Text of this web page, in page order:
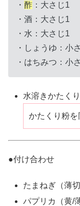
・ 酢 ：大さじ1
・酒：大さじ1
・水：大さじ1
・しょうゆ：小
・はちみつ：小
水溶きかたく
かたくり粉を
●付け合わせ
たまねぎ（薄
パプリカ（黄/